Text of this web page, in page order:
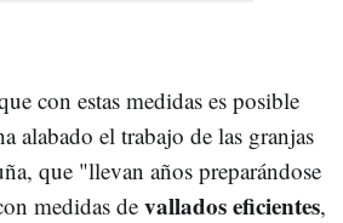
con estas medidas es posible
alabado el trabajo de las granjas
que "llevan años preparándose
medidas de vallados eficientes,